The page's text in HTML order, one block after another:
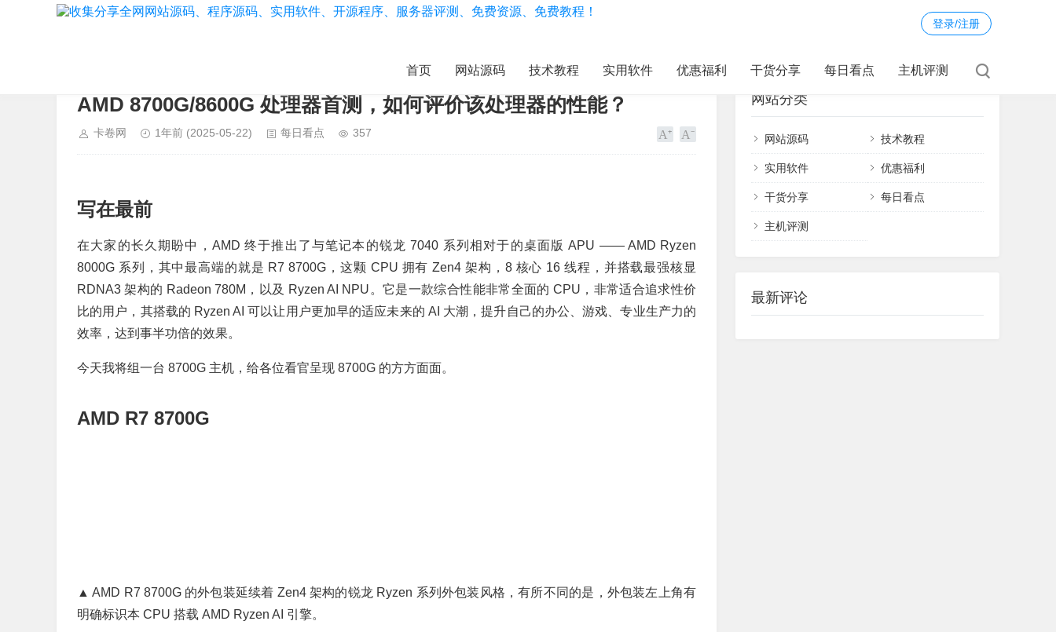
登录/注册
首页 网站源码 技术教程 实用软件 优惠福利 干货分享 每日看点 主机评测
AMD 8700G/8600G 处理器首测，如何评价该处理器的性能？
卡卷网 1年前 (2025-05-22) 每日看点 357
写在最前
在大家的长久期盼中，AMD 终于推出了与笔记本的锐龙 7040 系列相对于的桌面版 APU —— AMD Ryzen
8000G 系列，其中最高端的就是 R7 8700G，这颗 CPU 拥有 Zen4 架构，8 核心 16 线程，并搭载最强核显
RDNA3 架构的 Radeon 780M，以及 Ryzen AI NPU。它是一款综合性能非常全面的 CPU，非常适合追求性价
比的用户，其搭载的 Ryzen AI 可以让用户更加早的适应未来的 AI 大潮，提升自己的办公、游戏、专业生产力的
效率，达到事半功倍的效果。
今天我将组一台 8700G 主机，给各位看官呈现 8700G 的方方面面。
AMD R7 8700G
▲ AMD R7 8700G 的外包装延续着 Zen4 架构的锐龙 Ryzen 系列外包装风格，有所不同的是，外包装左上角有
明确标识本 CPU 搭载 AMD Ryzen AI 引擎。
网站分类
网站源码 技术教程
实用软件 优惠福利
干货分享 每日看点
主机评测
最新评论